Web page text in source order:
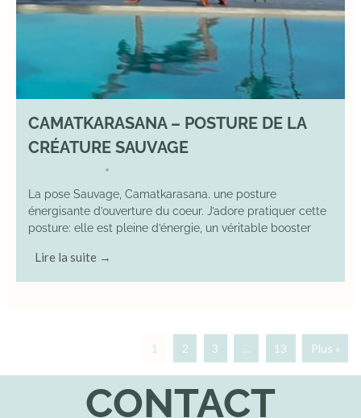
CAMATKARASANA – POSTURE DE LA
CRÉATURE SAUVAGE
•
La pose Sauvage, Camatkarasana. une posture
énergisante d’ouverture du coeur. J’adore pratiquer cette
posture: elle est pleine d’énergie, un véritable booster
Lire la suite →
1 2 3 … 13 Plus »
CONTACT